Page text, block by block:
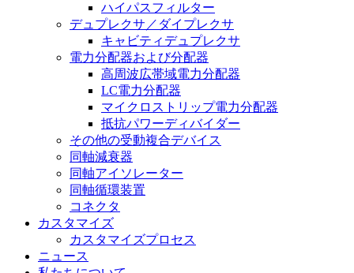
ハイパスフィルター
デュプレクサ／ダイプレクサ
キャビティデュプレクサ
電力分配器および分配器
高周波広帯域電力分配器
LC電力分配器
マイクロストリップ電力分配器
抵抗パワーディバイダー
その他の受動複合デバイス
同軸減衰器
同軸アイソレーター
同軸循環装置
コネクタ
カスタマイズ
カスタマイズプロセス
ニュース